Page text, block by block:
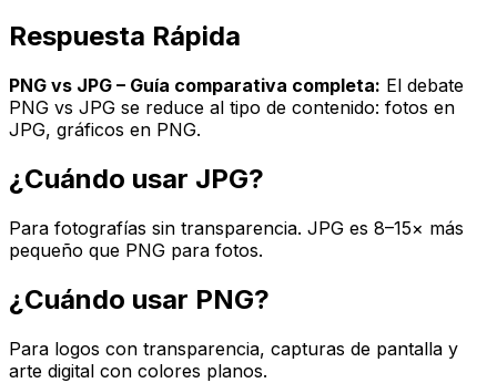
Respuesta Rápida
PNG vs JPG – Guía comparativa completa: El debate
PNG vs JPG se reduce al tipo de contenido: fotos en
JPG, gráficos en PNG.
¿Cuándo usar JPG?
Para fotografías sin transparencia. JPG es 8–15× más
pequeño que PNG para fotos.
¿Cuándo usar PNG?
Para logos con transparencia, capturas de pantalla y
arte digital con colores planos.